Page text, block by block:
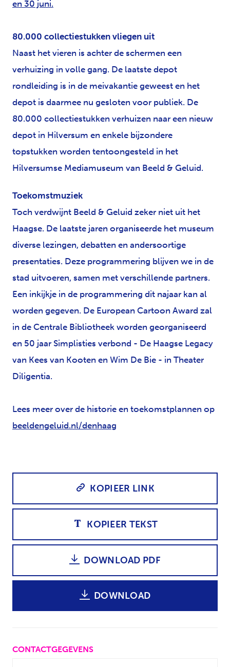
en 30 juni.
80.000 collectiestukken vliegen uit
Naast het vieren is achter de schermen een
verhuizing in volle gang. De laatste depot
rondleiding is in de meivakantie geweest en het
depot is daarmee nu gesloten voor publiek. De
80.000 collectiestukken verhuizen naar een nieuw
depot in Hilversum en enkele bijzondere
topstukken worden tentoongesteld in het
Hilversumse Mediamuseum van Beeld & Geluid.
Toekomstmuziek
Toch verdwijnt Beeld & Geluid zeker niet uit het
Haagse. De laatste jaren organiseerde het museum
diverse lezingen, debatten en andersoortige
presentaties. Deze programmering blijven we in de
stad uitvoeren, samen met verschillende partners.
Een inkijkje in de programmering dit najaar kan al
worden gegeven. De European Cartoon Award zal
in de Centrale Bibliotheek worden georganiseerd
en 50 jaar Simplisties verbond - De Haagse Legacy
van Kees van Kooten en Wim De Bie - in Theater
Diligentia.
Lees meer over de historie en toekomstplannen op
beeldengeluid.nl/denhaag
KOPIEER LINK
KOPIEER TEKST
DOWNLOAD PDF
DOWNLOAD
CONTACTGEGEVENS